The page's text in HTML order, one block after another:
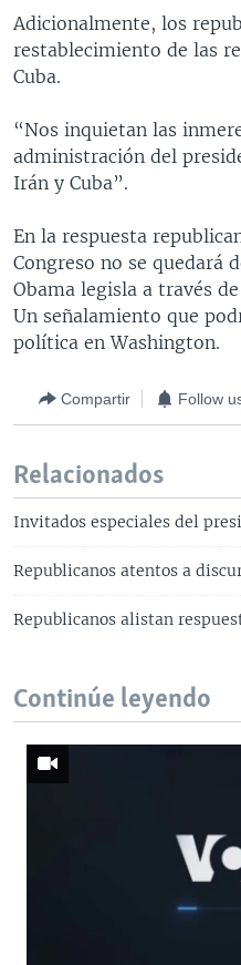
Adicionalmente, los
restablecimiento de las
Cuba.
“Nos inquietan las
administración del
Irán y Cuba”.
En la respuesta
Congreso no se quedará
Obama legisla a través
Un señalamiento que
política en Washington.
Compartir Follow
Relacionados
Invitados especiales del
Republicanos atentos a
Republicanos alistan
Continúe leyendo